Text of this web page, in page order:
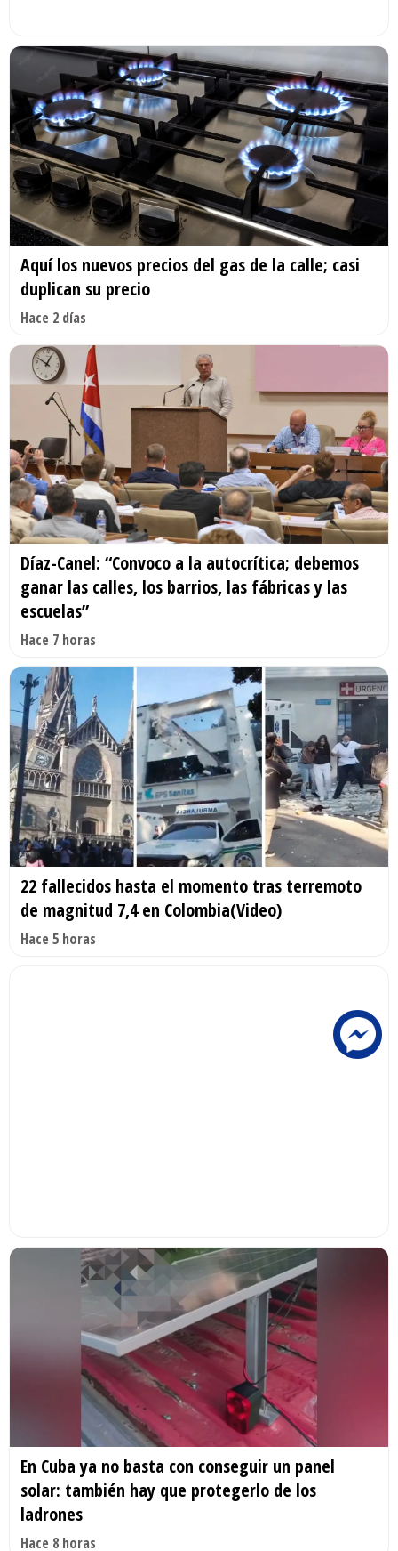
Aquí los nuevos precios del gas de la calle; casi
duplican su precio
Hace 2 días
Díaz-Canel: “Convoco a la autocrítica; debemos
ganar las calles, los barrios, las fábricas y las
escuelas”
Hace 7 horas
22 fallecidos hasta el momento tras terremoto
de magnitud 7,4 en Colombia(Video)
Hace 5 horas
En Cuba ya no basta con conseguir un panel
solar: también hay que protegerlo de los
ladrones
Hace 8 horas